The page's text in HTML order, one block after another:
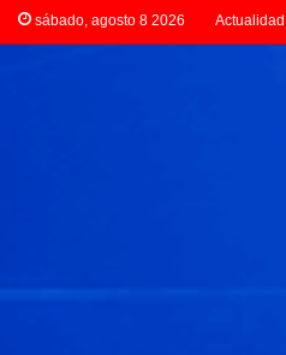
sábado, agosto 8 2026 Actualidad